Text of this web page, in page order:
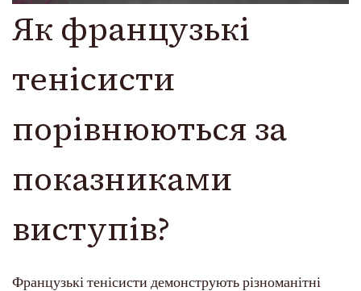
Як французькі
тенісисти
порівнюються за
показниками
виступів?
Французькі тенісисти демонструють різноманітні